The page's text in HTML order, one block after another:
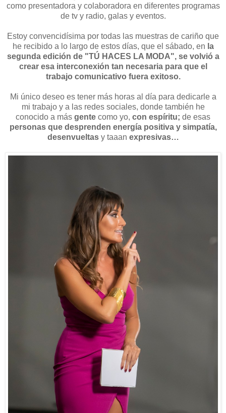
como presentadora y colaboradora en diferentes programas
de tv y radio, galas y eventos.
Estoy convencidísima por todas las muestras de cariño que
he recibido a lo largo de estos días, que el sábado, en la
segunda edición de "TÚ HACES LA MODA", se volvió a
crear esa interconexión tan necesaria para que el
trabajo comunicativo fuera exitoso.
Mi único deseo es tener más horas al día para dedicarle a
mi trabajo y a las redes sociales, donde también he
conocido a más gente como yo, con espíritu; de esas
personas que desprenden energía positiva y simpatía,
desenvueltas y taaan expresivas…